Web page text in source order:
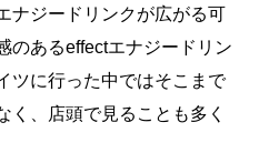
ナジードリンクが広がる可
のあるeffectエナジードリン
ツに行った中ではそこまで
く、店頭で見ることも多く